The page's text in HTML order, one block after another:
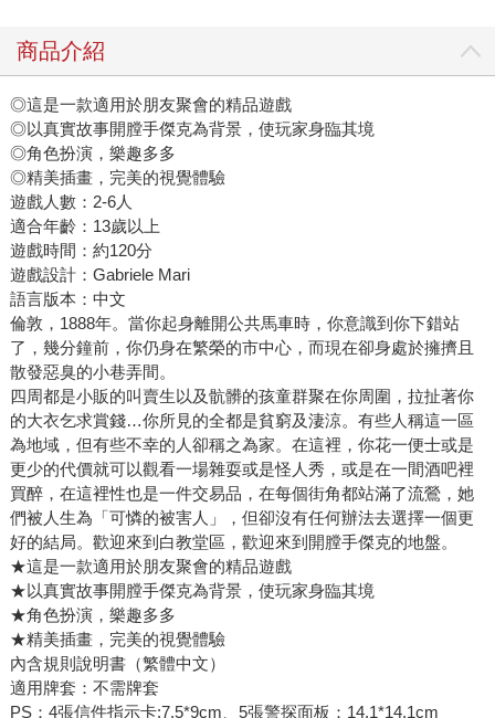
商品介紹
◎這是一款適用於朋友聚會的精品遊戲
◎以真實故事開膛手傑克為背景，使玩家身臨其境
◎角色扮演，樂趣多多
◎精美插畫，完美的視覺體驗
遊戲人數：2-6人
適合年齡：13歲以上
遊戲時間：約120分
遊戲設計：Gabriele Mari
語言版本：中文
倫敦，1888年。當你起身離開公共馬車時，你意識到你下錯站
了，幾分鐘前，你仍身在繁榮的市中心，而現在卻身處於擁擠且
散發惡臭的小巷弄間。
四周都是小販的叫賣生以及骯髒的孩童群聚在你周圍，拉扯著你
的大衣乞求賞錢…你所見的全都是貧窮及淒涼。有些人稱這一區
為地域，但有些不幸的人卻稱之為家。在這裡，你花一便士或是
更少的代價就可以觀看一場雜耍或是怪人秀，或是在一間酒吧裡
買醉，在這裡性也是一件交易品，在每個街角都站滿了流鶯，她
們被人生為「可憐的被害人」，但卻沒有任何辦法去選擇一個更
好的結局。歡迎來到白教堂區，歡迎來到開膛手傑克的地盤。
★這是一款適用於朋友聚會的精品遊戲
★以真實故事開膛手傑克為背景，使玩家身臨其境
★角色扮演，樂趣多多
★精美插畫，完美的視覺體驗
內含規則說明書（繁體中文）
適用牌套：不需牌套
PS：4張信件指示卡:7.5*9cm、5張警探面板：14.1*14.1cm